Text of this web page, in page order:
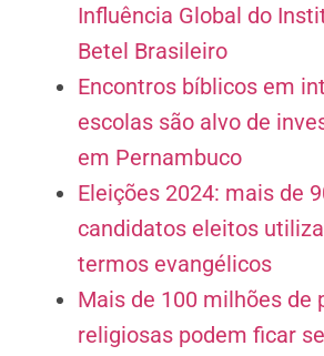
Influência Global do
Betel Brasileiro
Encontros bíblicos em
escolas são alvo de
em Pernambuco
Eleições 2024: mais de
candidatos eleitos
termos evangélicos
Mais de 100 milhões de
religiosas podem ficar